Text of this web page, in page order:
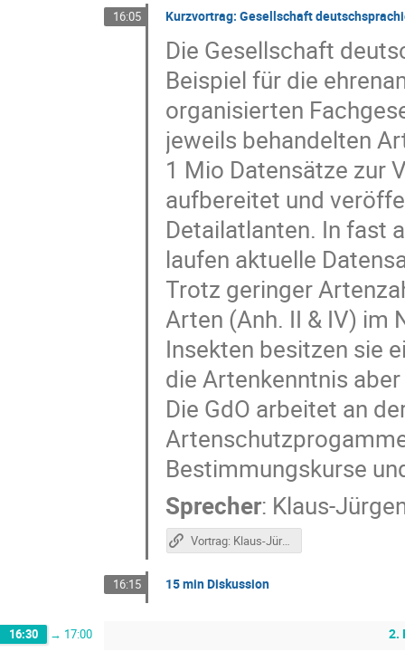
16:05 Kurzvortrag: Gesellschaft
Die Gesellschaft
Beispiel für die
organisierten
jeweils behandelten
1 Mio Datensätze zur
aufbereitet und
Detailatlanten. In fast
laufen aktuelle
Trotz geringer
Arten (Anh. II & IV) im
Insekten besitzen sie
die Artenkenntnis
Die GdO arbeitet an
Bestimmungskurse
Sprecher: Klaus-
Vortrag: Klaus-Jürgen Conze, GdO
16:15 15 min Diskussion
16:30 → 17:00 2.